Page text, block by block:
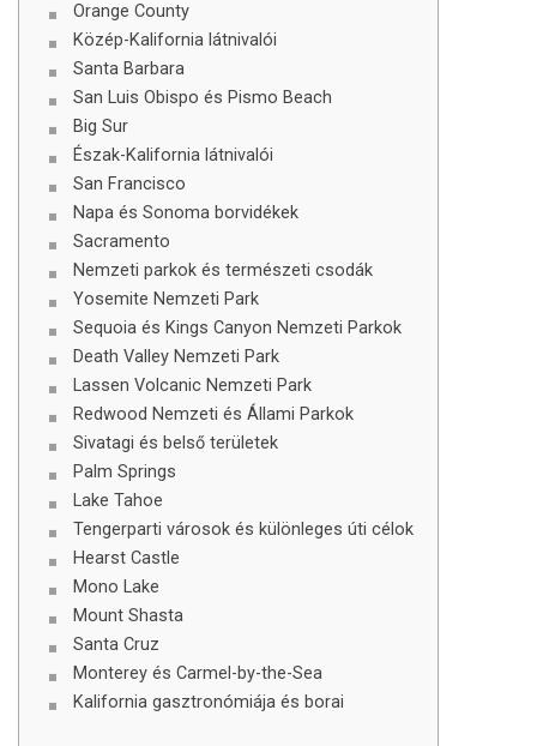
Orange County
Közép-Kalifornia látnivalói
Santa Barbara
San Luis Obispo és Pismo Beach
Big Sur
Észak-Kalifornia látnivalói
San Francisco
Napa és Sonoma borvidékek
Sacramento
Nemzeti parkok és természeti csodák
Yosemite Nemzeti Park
Sequoia és Kings Canyon Nemzeti Parkok
Death Valley Nemzeti Park
Lassen Volcanic Nemzeti Park
Redwood Nemzeti és Állami Parkok
Sivatagi és belső területek
Palm Springs
Lake Tahoe
Tengerparti városok és különleges úti célok
Hearst Castle
Mono Lake
Mount Shasta
Santa Cruz
Monterey és Carmel-by-the-Sea
Kalifornia gasztronómiája és borai